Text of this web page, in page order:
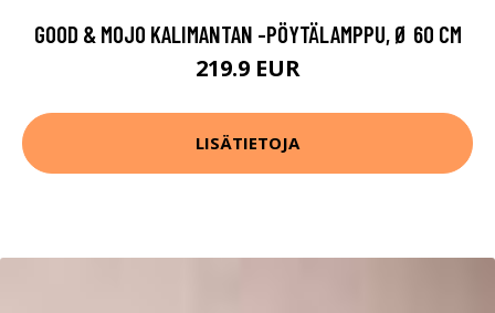
GOOD & MOJO KALIMANTAN -PÖYTÄLAMPPU, Ø 60 CM
219.9 EUR
LISÄTIETOJA